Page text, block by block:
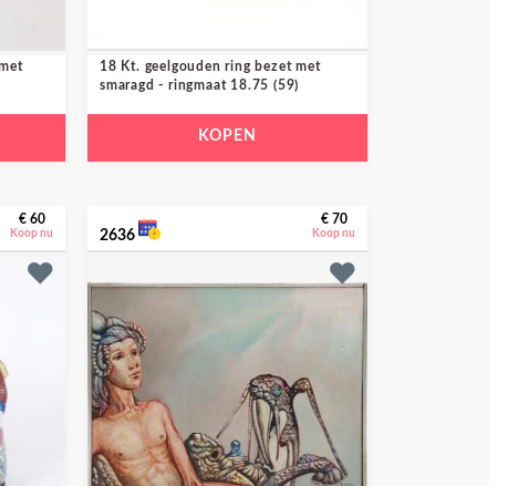
18 Kt. geelgouden ring bezet met
smaragd - ringmaat 18.75 (59)
KOPEN
€ 60
Koop nu 2636
€ 70
Koop nu